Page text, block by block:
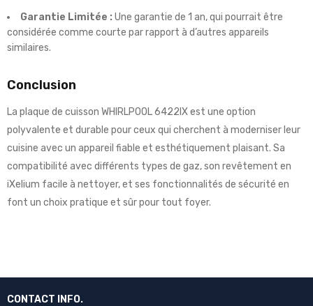
Garantie Limitée : Une garantie de 1 an, qui pourrait être
considérée comme courte par rapport à d’autres appareils
similaires.
Conclusion
La plaque de cuisson WHIRLPOOL 6422IX est une option
polyvalente et durable pour ceux qui cherchent à moderniser leur
cuisine avec un appareil fiable et esthétiquement plaisant. Sa
compatibilité avec différents types de gaz, son revêtement en
iXelium facile à nettoyer, et ses fonctionnalités de sécurité en
font un choix pratique et sûr pour tout foyer.
CONTACT INFO.